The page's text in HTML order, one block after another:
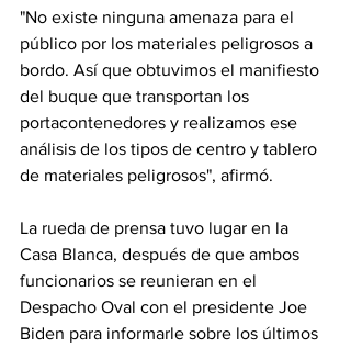
"No existe ninguna amenaza para el
público por los materiales peligrosos a
bordo. Así que obtuvimos el manifiesto
del buque que transportan los
portacontenedores y realizamos ese
análisis de los tipos de centro y tablero
de materiales peligrosos", afirmó.
La rueda de prensa tuvo lugar en la
Casa Blanca, después de que ambos
funcionarios se reunieran en el
Despacho Oval con el presidente Joe
Biden para informarle sobre los últimos